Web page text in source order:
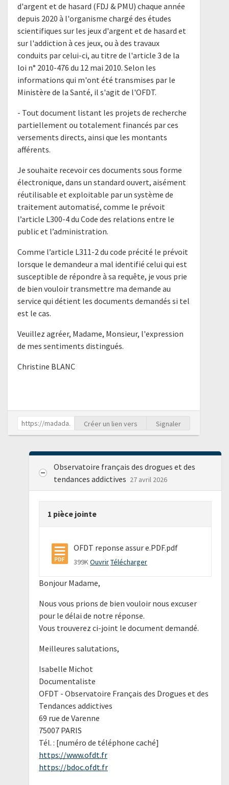
d'argent et de hasard (FDJ & PMU) chaque année
depuis 2020 à l'organisme chargé des études
scientifiques sur les jeux d'argent et de hasard et
sur l'addiction à ces jeux, ou à des travaux
conduits par celui-ci, au titre de l'article 3 de la
loi n° 2010-476 du 12 mai 2010. Selon les
informations qui m'ont été transmises par le
Ministère de la Santé, il s'agit de l'OFDT.
- Tout document listant les projets de recherche
partiellement ou totalement financés par ces
versements directs, ainsi que les montants
afférents.
Je souhaite recevoir ces documents sous forme
électronique, dans un standard ouvert, aisément
réutilisable et exploitable par un système de
traitement automatisé, comme le prévoit
l’article L300-4 du Code des relations entre le
public et l’administration.
Comme l’article L311-2 du code précité le prévoit
lorsque le demandeur a mal identifié celui qui est
susceptible de répondre à sa requête, je vous prie
de bien vouloir transmettre ma demande au
service qui détient les documents demandés si tel
est le cas.
Veuillez agréer, Madame, Monsieur, l'expression
de mes sentiments distingués.
Christine BLANC
Créer un lien vers Signaler
Observatoire français des drogues et des
tendances addictives 27 avril 2026
1 pièce jointe
OFDT reponse assur e.PDF.pdf
399KOuvrirTélécharger
Bonjour Madame,
Nous vous prions de bien vouloir nous excuser
pour le délai de notre réponse.
Vous trouverez ci-joint le document demandé.
Meilleures salutations,
Isabelle Michot
Documentaliste
OFDT - Observatoire Français des Drogues et des
Tendances addictives
69 rue de Varenne
75007 PARIS
Tél. : [numéro de téléphone caché]
https://www.ofdt.fr
https://bdoc.ofdt.fr